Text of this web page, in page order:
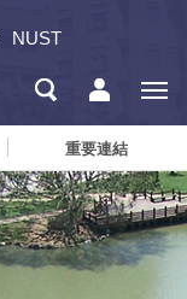
NUST
重要連結